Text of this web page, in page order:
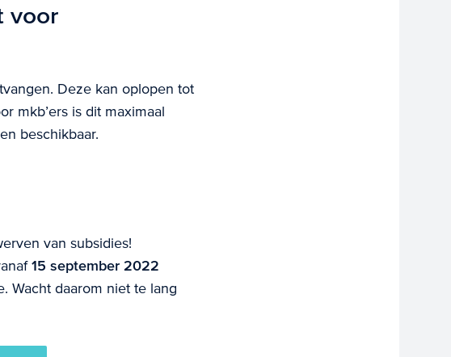
voor
Deze kan oplopen tot
mkb’ers is dit maximaal
beschikbaar.
van subsidies!
15 september 2022
Wacht daarom niet te lang